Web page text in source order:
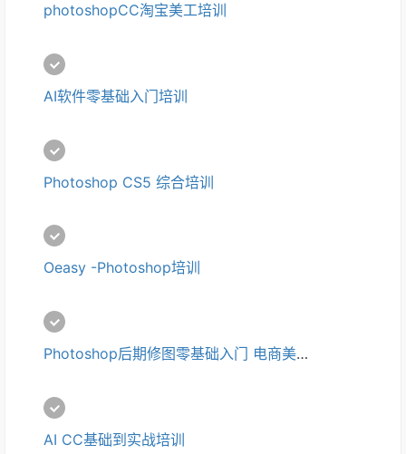
photoshopCC淘宝美工培训
AI软件零基础入门培训
Photoshop CS5 综合培训
Oeasy -Photoshop培训
Photoshop后期修图零基础入门 电商美工基础培训
AI CC基础到实战培训